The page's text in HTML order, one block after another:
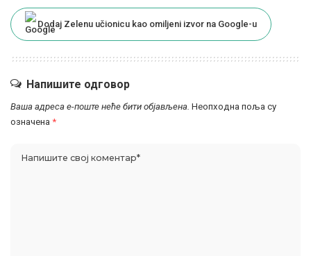
Dodaj Zelenu učionicu kao omiljeni izvor na Google-u
Напишите одговор
Ваша адреса е-поште неће бити објављена. Неопходна поља су
означена *